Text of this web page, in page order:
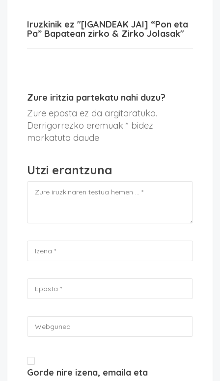
Iruzkinik ez "[IGANDEAK JAI] “Pon eta
Pa” Bapatean zirko & Zirko Jolasak"
Zure iritzia partekatu nahi duzu?
Zure eposta ez da argitaratuko.
Derrigorrezko eremuak * bidez
markatuta daude
Utzi erantzuna
Gorde nire izena, emaila eta